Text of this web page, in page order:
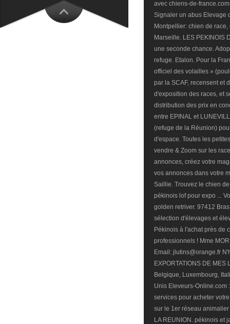
avec chiens-de-
Signaler un abus Elevage
Montpellier: chien de
Marseille. LES PEKINOIS
une seconde chance.
refuge. Etalon. Pour la
officiel des volailles »
par la SCAF, recensent et
d'exposition des races, et
distribution des prix en
entre EPINAL et
(refuge de la Réunion)
d'espace. Toutes les
vendre & Zoom sur les
annonces, créez votre
vos annonces dans votre
Saillie. Trouvez le chien
pékinois lof pour expo ...
golden retriver. 97412
sélection d'élevages et
Pékinois à l'achat près de
professionnels ! Mme
Email: jlutins@orange.fr
EXPORTATIONS DE
Belgique, Luxembourg,
Unis Eleveurs-Online.com
services pour acheter
sur le 1er réseau animalier
LA REUNION. pékinois et